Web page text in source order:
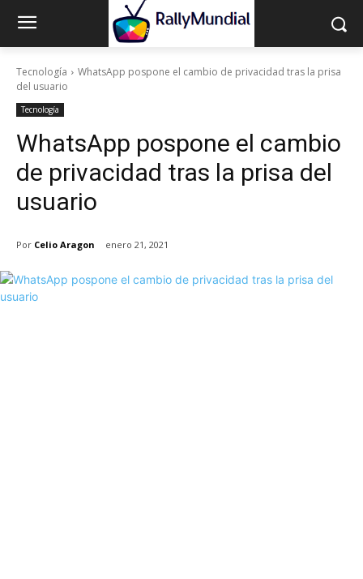
Tecnología
WhatsApp pospone el cambio de privacidad tras la prisa
del usuario
Tecnología
WhatsApp pospone el cambio
de privacidad tras la prisa del
usuario
Por Celio Aragon enero 21, 2021